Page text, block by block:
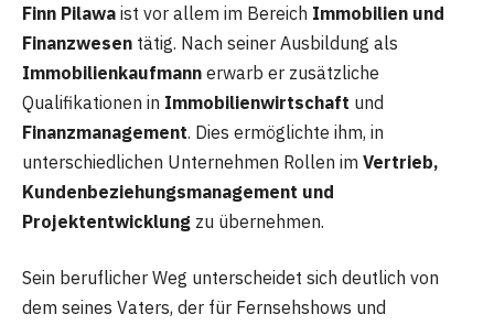
Finn Pilawa ist vor allem im Bereich Immobilien und
Finanzwesen tätig. Nach seiner Ausbildung als
Immobilienkaufmann erwarb er zusätzliche
Qualifikationen in Immobilienwirtschaft und
Finanzmanagement. Dies ermöglichte ihm, in
unterschiedlichen Unternehmen Rollen im Vertrieb,
Kundenbeziehungsmanagement und
Projektentwicklung zu übernehmen.
Sein beruflicher Weg unterscheidet sich deutlich von
dem seines Vaters, der für Fernsehshows und